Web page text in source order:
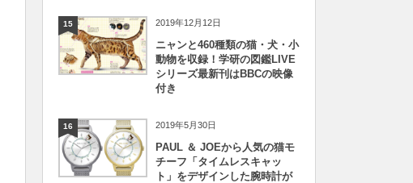
15 2019年12月12日
ニャンと460種類の猫・犬・小
動物を収録！学研の図鑑LIVE
シリーズ最新刊はBBCの映像
付き
16 2019年5月30日
PAUL ＆ JOEから人気の猫モ
チーフ「タイムレスキャッ
ト」をデザインした腕時計が